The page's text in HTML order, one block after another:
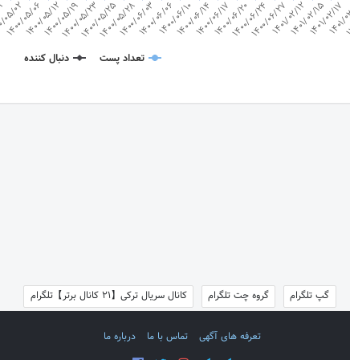
تعداد پست دنبال کننده
02
1400/05/061400/05/12
1400/05/19
1400/05/23
1400/05/25
1400/05/281400/06/031400/06/061400/06/10
1400/06/141400/06/171400/06/20
1400/06/24
1400/06/271401/02/121401/02/151401/02/17
گپ تلگرام گروه چت تلگرام کانال سریال ترکی【21 کانال برتر】تلگرام
تعرفه های آگهی تماس با ما درباره ما